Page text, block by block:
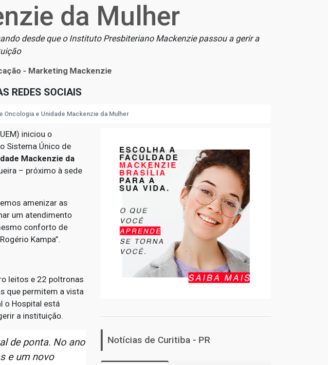
da Mulher
desde que o Instituto Presbiteriano Mackenzie passou a gerir a
- Marketing Mackenzie
REDES SOCIAIS
Oncologia e Unidade Mackenzie da Mulher
iniciou o
Sistema Único de
Mackenzie da
– próximo à sede
amenizar as
um atendimento
conforto de
Kampa”.
leitos e 22 poltronas
que permitem a vista
o Hospital está
a instituição.
de ponta. No ano
e um novo
Notícias de Curitiba - PR